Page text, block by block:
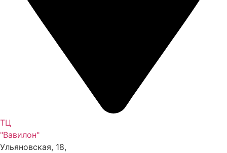
ТЦ
"Вавилон"
Ульяновская, 18,